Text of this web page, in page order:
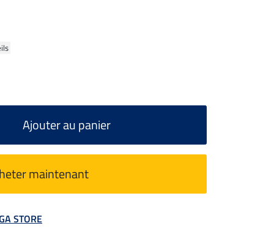
Ajouter au panier
maintenant
STORE